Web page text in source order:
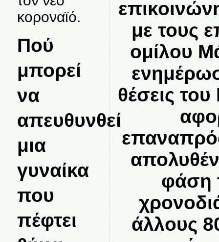
κοροναϊό.
Πού
μπορεί
να
απευθυνθεί
μια
γυναίκα
που
πέφτει
με τους
ομίλου
θέσεις
φάση
άλλους